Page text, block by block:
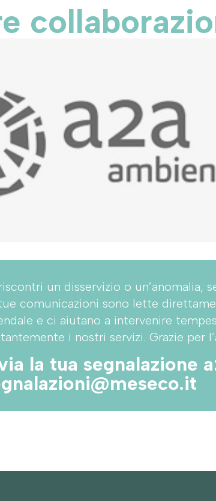
un disservizio o un’anomalia,
comunicazioni sono lette
e ci aiutano a intervenire
i nostri servizi. Grazie per
la tua segnalazione